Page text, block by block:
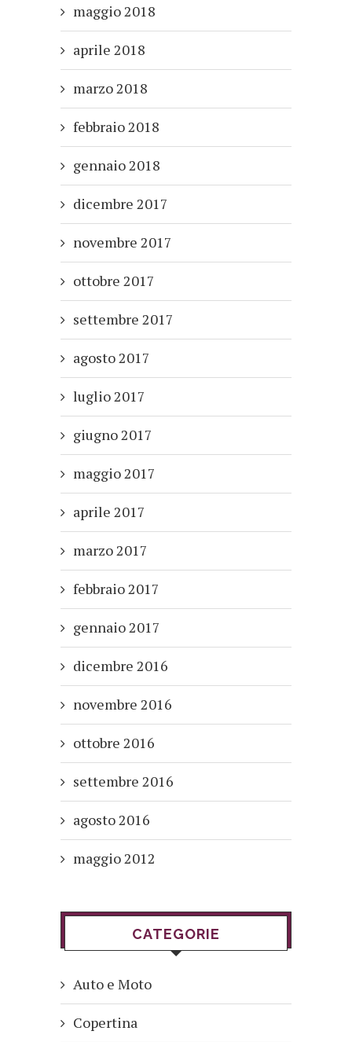
maggio 2018
aprile 2018
marzo 2018
febbraio 2018
gennaio 2018
dicembre 2017
novembre 2017
ottobre 2017
settembre 2017
agosto 2017
luglio 2017
giugno 2017
maggio 2017
aprile 2017
marzo 2017
febbraio 2017
gennaio 2017
dicembre 2016
novembre 2016
ottobre 2016
settembre 2016
agosto 2016
maggio 2012
CATEGORIE
Auto e Moto
Copertina